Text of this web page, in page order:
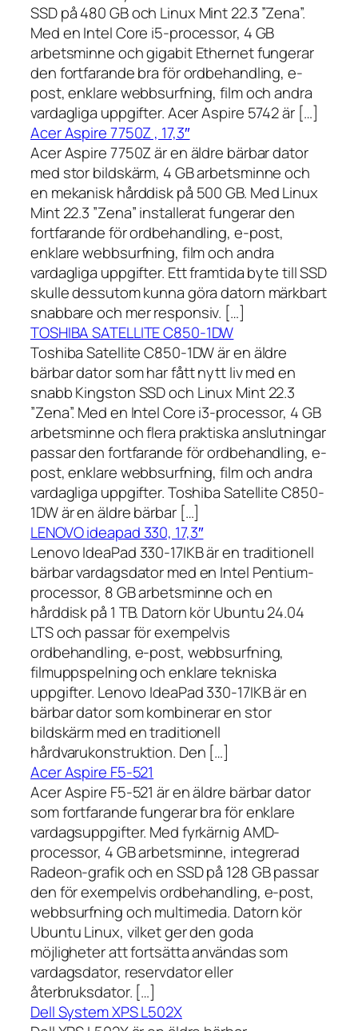
SSD på 480 GB och Linux Mint 22.3 ”Zena”.
Med en Intel Core i5-processor, 4 GB
arbetsminne och gigabit Ethernet fungerar
den fortfarande bra för ordbehandling, e-
post, enklare webbsurfning, film och andra
vardagliga uppgifter. Acer Aspire 5742 är […]
Acer Aspire 7750Z , 17,3″
Acer Aspire 7750Z är en äldre bärbar dator
med stor bildskärm, 4 GB arbetsminne och
en mekanisk hårddisk på 500 GB. Med Linux
Mint 22.3 ”Zena” installerat fungerar den
fortfarande för ordbehandling, e-post,
enklare webbsurfning, film och andra
vardagliga uppgifter. Ett framtida byte till SSD
skulle dessutom kunna göra datorn märkbart
snabbare och mer responsiv. […]
TOSHIBA SATELLITE C850-1DW
Toshiba Satellite C850-1DW är en äldre
bärbar dator som har fått nytt liv med en
snabb Kingston SSD och Linux Mint 22.3
”Zena”. Med en Intel Core i3-processor, 4 GB
arbetsminne och flera praktiska anslutningar
passar den fortfarande för ordbehandling, e-
post, enklare webbsurfning, film och andra
vardagliga uppgifter. Toshiba Satellite C850-
1DW är en äldre bärbar […]
LENOVO ideapad 330, 17,3″
Lenovo IdeaPad 330-17IKB är en traditionell
bärbar vardagsdator med en Intel Pentium-
processor, 8 GB arbetsminne och en
hårddisk på 1 TB. Datorn kör Ubuntu 24.04
LTS och passar för exempelvis
ordbehandling, e-post, webbsurfning,
filmuppspelning och enklare tekniska
uppgifter. Lenovo IdeaPad 330-17IKB är en
bärbar dator som kombinerar en stor
bildskärm med en traditionell
hårdvarukonstruktion. Den […]
Acer Aspire F5-521
Acer Aspire F5-521 är en äldre bärbar dator
som fortfarande fungerar bra för enklare
vardagsuppgifter. Med fyrkärnig AMD-
processor, 4 GB arbetsminne, integrerad
Radeon-grafik och en SSD på 128 GB passar
den för exempelvis ordbehandling, e-post,
webbsurfning och multimedia. Datorn kör
Ubuntu Linux, vilket ger den goda
möjligheter att fortsätta användas som
vardagsdator, reservdator eller
återbruksdator. […]
Dell System XPS L502X